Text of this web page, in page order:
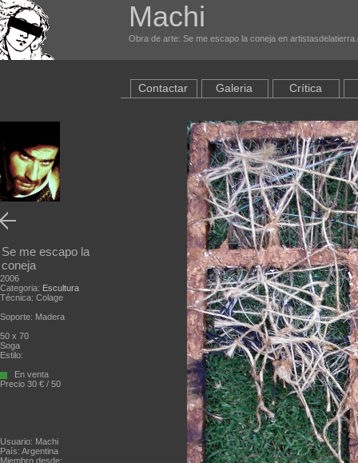
Machi
Obra de arte: Se me escapo la coneja en
Se me escapo la
coneja
2006
Categoria: Escultura
Técnica: Colage
Soporte: Madera
50 x 70
Soga
Estilo:
En venta
Precio 30 € / 50
Usuario: Machi
País: Argentina
Miembro desde:
Contactar Galeria Crítica